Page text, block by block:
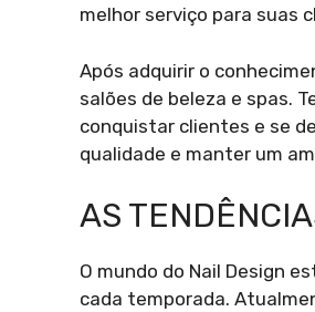
melhor serviço para suas
Após adquirir o
salões de beleza e spas.
conquistar clientes e se
qualidade e manter um
AS
O mundo do Nail Design
cada temporada.